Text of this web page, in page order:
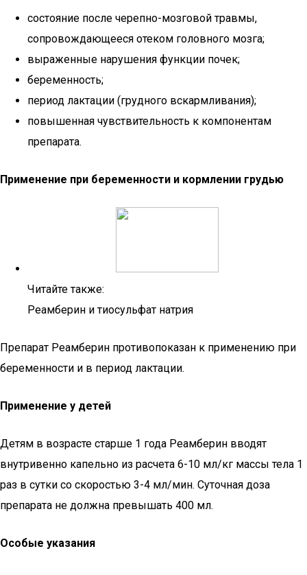
состояние после черепно-мозговой травмы,
сопровождающееся отеком головного мозга;
выраженные нарушения функции почек;
беременность;
период лактации (грудного вскармливания);
повышенная чувствительность к компонентам
препарата.
Применение при беременности и кормлении грудью
Читайте также:
Реамберин и тиосульфат натрия
Препарат Реамберин противопоказан к применению при
беременности и в период лактации.
Применение у детей
Детям в возрасте старше 1 года Реамберин вводят
внутривенно капельно из расчета 6-10 мл/кг массы тела 1
раз в сутки со скоростью 3-4 мл/мин. Суточная доза
препарата не должна превышать 400 мл.
Особые указания